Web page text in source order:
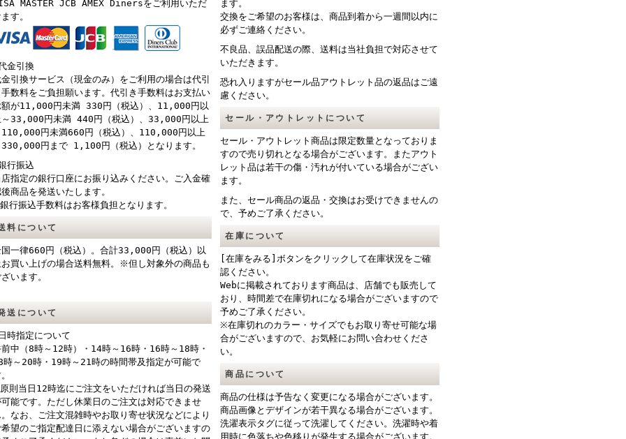
MASTER JCB AMEX Dinersをご利用いただ
す。
金引換
引換サービス（現金のみ）をご利用の場合は代引
数料をご負担願います。代引き手数料はお支払い
額が11,000円未満 330円（税込）、11,000円以
～33,000円未満 440円（税込）、33,000円以上
110,000円未満660円（税込）、110,000円以上
330,000円まで 1,100円（税込）となります。
行振込
指定の銀行口座にお振り込みください。ご入金確
商品を発送いたします。
行振込手数料はお客様負担となります。
料について
国一律660円（税込）。合計33,000円（税込）以
買い上げの場合送料無料。※但し対象外の商品も
います。
送について
時指定について
中（8時～12時）・14時～16時・16時～18時・
時～20時・19時～21時の時間帯及指定が可能で
則当日12時迄にご注文をいただければ当日の発送
能です。ただし休業日のご注文は対応できませ
なお、ご注文混雑時やお取り寄せ状況などにより
望のご指定配達日に添えない場合がございますの
ます。
交換をご希望のお客様は、商品到着から一週間以内に
必ずご連絡ください。
不良品、誤品配送の際、送料は当社負担で対応させて
いただきます。
恐れ入りますがセール品アウトレット品の返品はご遠
慮ください。
セール・アウトレットについて
セール・アウトレット商品は限定数量となっておりま
すので売り切れとなる場合がございます。またアウト
レット品は若干の傷・汚れが付いている場合がござい
ます。
また、セール商品の返品・交換はお受けできませんの
で、予めご了承ください。
在庫について
[在庫をみる]ボタンをクリックして在庫状況をご確
認ください。
Webに掲載されております商品は、店舗でも販売して
おり、時間差で在庫切れになる場合がございますので
予めご了承ください。
※在庫切れのカラー・サイズでもお取り寄せ可能な場
合がございますので、お気軽にお問い合わせくださ
い。
商品について
商品の仕様は予告なく変更になる場合がございます。
商品画像とデザインが若干異なる場合がございます。
洗濯表示タグに従って洗濯してください。洗濯時や着
用時に色落ちや色移りが発生する場合がございます。